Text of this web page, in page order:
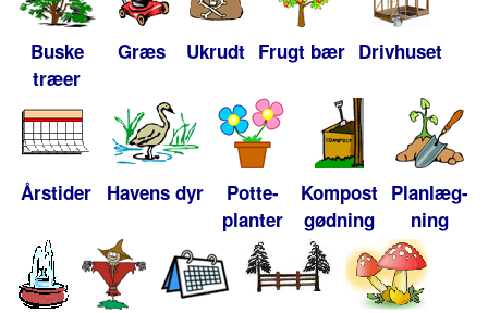
Buske
træer
Græs Ukrudt Frugt bær Drivhuset
Årstider Havens dyr
Potte-
planter
Kompost
gødning
Planlæg-
ning